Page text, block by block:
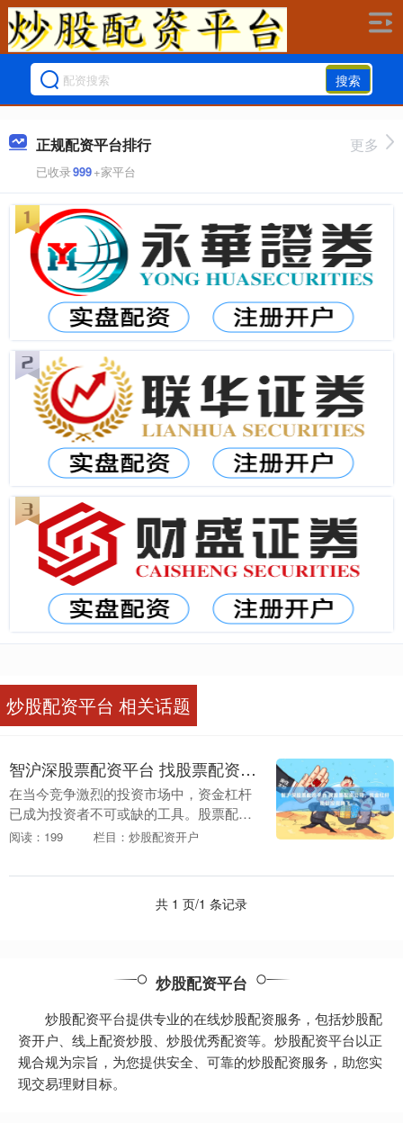
搜索
正规配资平台排行
已收录999+家平台
更多
炒股配资平台 相关话题
智沪深股票配资平台 找股票配资公司，资金杠杆助你投资腾飞
在当今竞争激烈的投资市场中，资金杠杆
已成为投资者不可或缺的工具。股票配资
公司通过提供资金杠杆，可以帮助投资者
台的监管资....
阅读：199 栏目：炒股配资开户
共 1 页/1 条记录
炒股配资平台
炒股配资平台提供专业的在线炒股配资服务，包括炒股配
资开户、线上配资炒股、炒股优秀配资等。炒股配资平台以正
规合规为宗旨，为您提供安全、可靠的炒股配资服务，助您实
现交易理财目标。